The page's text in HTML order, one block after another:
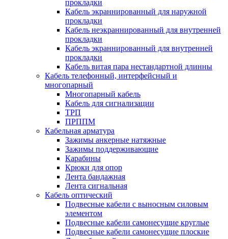
прокладки
Кабель экраннированный для наружной
прокладки
Кабель неэкраннированный для внутренней
прокладки
Кабель экраннированный для внутренней
прокладки
Кабель витая пара нестандартной длинны
Кабель телефонный, интерфейсный и
многопарный
Многопарный кабель
Кабель для сигнализации
ТРП
ПРППМ
Кабельная арматура
Зажимы анкерные натяжные
Зажимы поддерживающие
Карабины
Крюки для опор
Лента бандажная
Лента сигнальная
Кабель оптический
Подвесные кабели с выносным силовым
элементом
Подвесные кабели самонесущие круглые
Подвесные кабели самонесущие плоские